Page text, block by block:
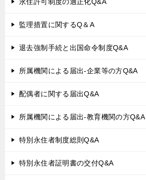
監理措置に関するQ＆A
退去強制手続と出国命令制度Q&A
所属機関による届出-企業等の方Q&A
配偶者に関する届出Q&A
所属機関による届出-教育機関の方Q&A
特別永住者制度総則Q&A
特別永住者証明書の交付Q&A